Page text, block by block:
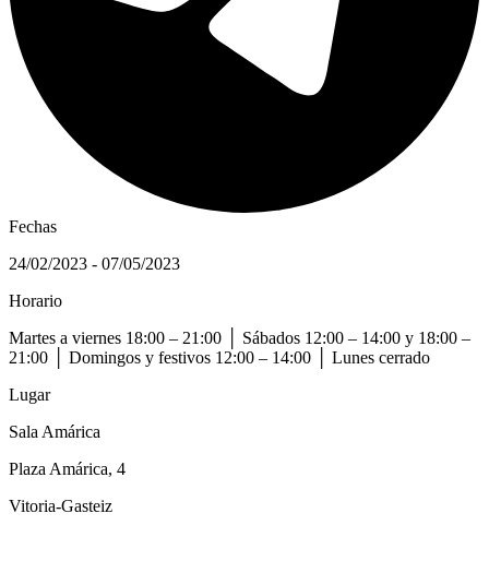
Fechas
24/02/2023 - 07/05/2023
Horario
Martes a viernes 18:00 – 21:00 │ Sábados 12:00 – 14:00 y 18:00 –
21:00 │ Domingos y festivos 12:00 – 14:00 │ Lunes cerrado
Lugar
Sala Amárica
Plaza Amárica, 4
Vitoria-Gasteiz